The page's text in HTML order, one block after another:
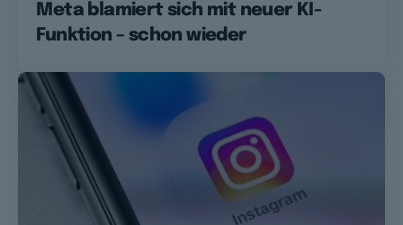
Meta blamiert sich mit neuer KI-
Funktion – schon wieder